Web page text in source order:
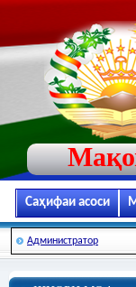
Саҳифаи асоси
Администратор